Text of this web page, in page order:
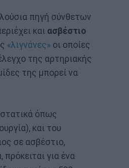
πηγή σύνθετων
και ασβέστιο
«λιγνάνες» οι οποίες
της αρτηριακής
της μπορεί να
όπως
και του
σε ασβέστιο,
για ένα